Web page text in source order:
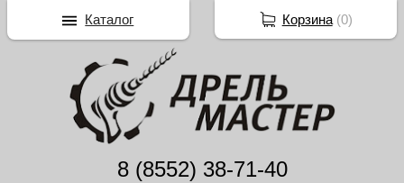
8 (8552) 38-71-40
Корзина(0)
Каталог